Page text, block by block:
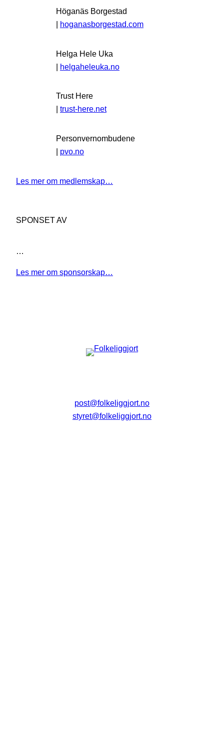
Höganäs Borgestad
| hoganasborgestad.com
Helga Hele Uka
| helgaheleuka.no
Trust Here
trust-here.net
Personvernombudene
| pvo.no
Les mer om medlemskap…
SPONSET AV
…
Les mer om sponsorskap…
post@folkeliggjort.no
styret@folkeliggjort.no